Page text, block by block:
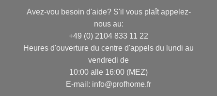
Avez-vou besoin d'aide? S'il vous plaît appelez-
nous au:
+49 (0) 2104 833 11 22
Heures d'ouverture du centre d'appels du lundi au
vendredi de
10:00 alle 16:00 (MEZ)
E-mail: info@profhome.fr